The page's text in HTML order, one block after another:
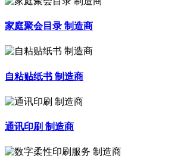
家庭聚会目录 制造商
自粘贴纸书 制造商
通讯印刷 制造商